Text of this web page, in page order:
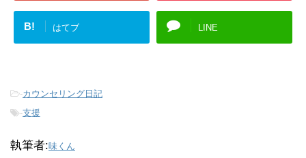
B! はてブ LINE
-カウンセリング日記
-支援
執筆者:味くん